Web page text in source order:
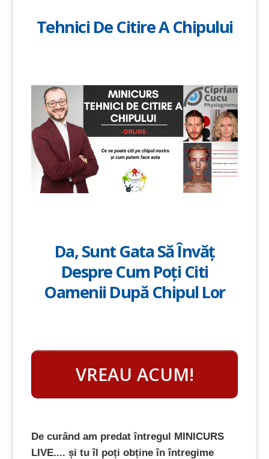
Tehnici De Citire A Chipului
Da, Sunt Gata Să Învăț
Despre Cum Poți Citi
Oamenii După Chipul Lor
VREAU ACUM!
De curând am predat întregul MINICURS
LIVE.... și tu îl poți obține în întregime